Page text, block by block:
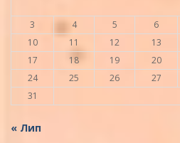
3
4 5 6
10
11 12 13
17
18 19 20
24
25 26 27
31
« Лип